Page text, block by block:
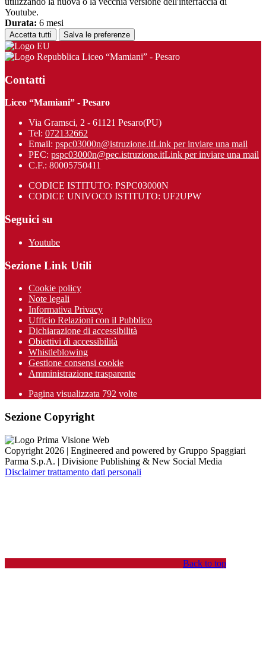
Youtube.
Durata: 6 mesi
Accetta tutti Salva le preferenze
Liceo “Mamiani” - Pesaro
Contatti
Liceo “Mamiani” - Pesaro
Via Gramsci, 2 - 61121 Pesaro(PU)
Tel: 072132662
Email: pspc03000n@istruzione.itLink per inviare una mail
PEC: pspc03000n@pec.istruzione.itLink per inviare una mail
C.F.: 80005750411
CODICE ISTITUTO: PSPC03000N
CODICE UNIVOCO ISTITUTO: UF2UPW
Seguici su
Youtube
Sezione Link Utili
Cookie policy
Note legali
Informativa Privacy
Ufficio Relazioni con il Pubblico
Dichiarazione di accessibilità
Obiettivi di accessibilità
Whistleblowing
Gestione consensi cookie
Amministrazione trasparente
Pagina visualizzata 792 volte
Sezione Copyright
Copyright 2026 | Engineered and powered by Gruppo Spaggiari
Parma S.p.A. | Divisione Publishing & New Social Media
Disclaimer trattamento dati personali
Back to top